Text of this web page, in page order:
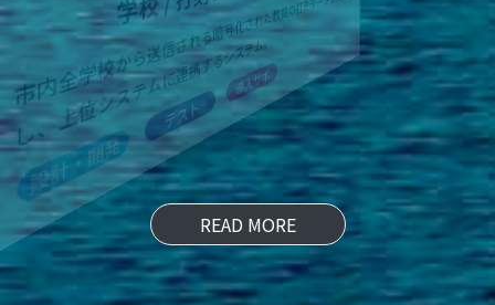
市内全学校から送信される暗号化された教員の打刻データを復号化
し、上位システムに連携するシステム。
設計・開発 テスト 導入サポ
READ MORE